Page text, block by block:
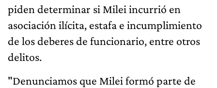
piden determinar si Milei incurrió en
asociación ilícita, estafa e incumplimiento
de los deberes de funcionario, entre otros
delitos.
"Denunciamos que Milei formó parte de